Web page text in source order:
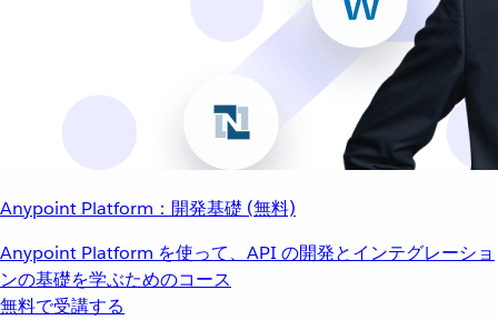
Anypoint Platform：開発基礎 (無料)
Anypoint Platform を使って、API の開発とインテグレーショ
ンの基礎を学ぶためのコース
無料で受講する